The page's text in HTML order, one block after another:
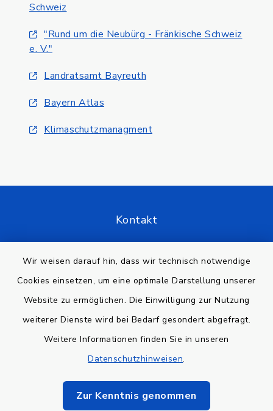
Wir weisen darauf hin, dass wir technisch notwendige
Cookies einsetzen, um eine optimale Darstellung unserer
Website zu ermöglichen. Die Einwilligung zur Nutzung
weiterer Dienste wird bei Bedarf gesondert abgefragt.
Weitere Informationen finden Sie in unseren
Datenschutzhinweisen.
Zur Kenntnis genommen
Schweiz
"Rund um die Neubürg - Fränkische Schweiz
e. V."
Landratsamt Bayreuth
Bayern Atlas
Klimaschutzmanagment
Kontakt
Datenschutz
Impressum
Sitemap
Cookie-Einstellungen